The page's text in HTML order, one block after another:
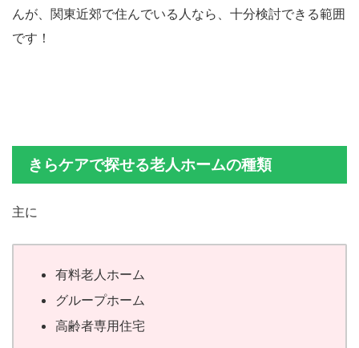
んが、関東近郊で住んでいる人なら、十分検討できる範囲
です！
きらケアで探せる老人ホームの種類
主に
有料老人ホーム
グループホーム
高齢者専用住宅